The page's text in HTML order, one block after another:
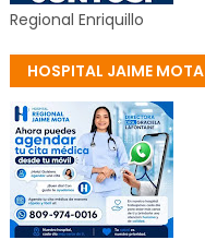
Regional Enriquillo
HOSPITAL JAIME MOTA